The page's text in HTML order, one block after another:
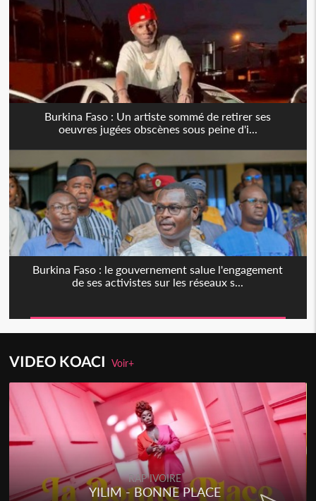
Burkina Faso : Un artiste sommé de retirer ses
oeuvres jugées obscènes sous peine d'i...
Burkina Faso : le gouvernement salue l'engagement
de ses activistes sur les réseaux s...
VIDEO KOACIVoir+
RAP IVOIRE
YILIM - BONNE PLACE